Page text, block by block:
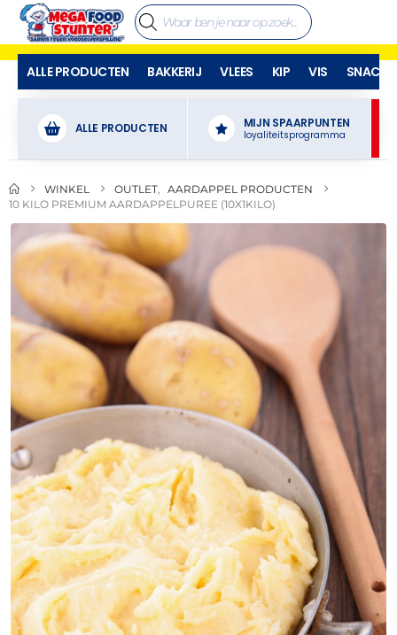
ALLE PRODUCTEN BAKKERIJ VLEES KIP VIS SNACKS
ALLE PRODUCTEN MIJN SPAARPUNTEN
loyaliteitsprogramma
WINKEL OUTLET
AARDAPPEL PRODUCTEN
10 KILO PREMIUM AARDAPPELPUREE (10X1KILO)